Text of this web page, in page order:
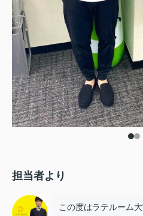
担当者より
この度はラテルーム